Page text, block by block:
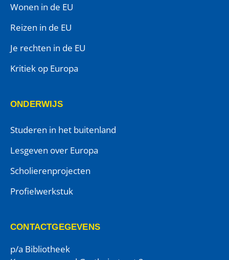
Wonen in de EU
Reizen in de EU
Je rechten in de EU
Kritiek op Europa
ONDERWIJS
Studeren in het buitenland
Lesgeven over Europa
Scholierenprojecten
Profielwerkstuk
CONTACTGEGEVENS
p/a Bibliotheek